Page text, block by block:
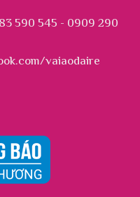
590 545 - 0909 290
vaiaodaire